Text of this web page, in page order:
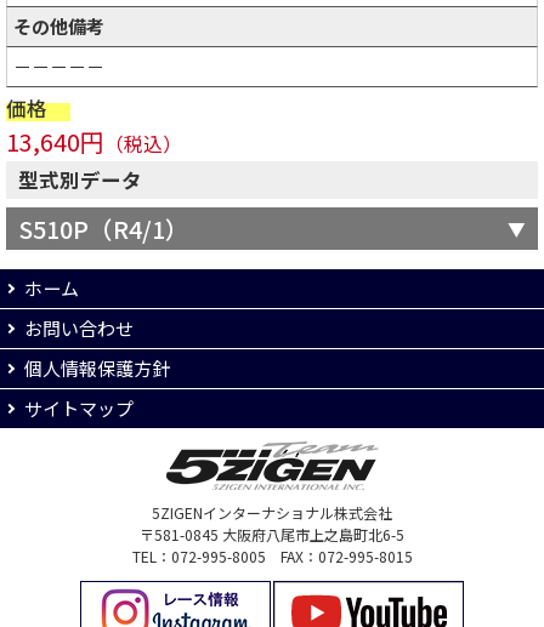
その他備考
－－－－－
価格
13,640円 （税込）
型式別データ
S510P（R4/1）
ホーム
お問い合わせ
個人情報保護方針
サイトマップ
5ZIGENインターナショナル株式会社
〒581-0845 大阪府八尾市上之島町北6-5
TEL：072-995-8005 FAX：072-995-8015